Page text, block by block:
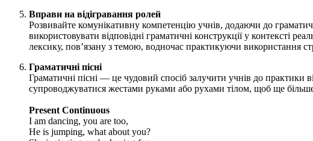
Вправи на відігравання ролей
Розвивайте комунікативну компетенцію учнів, додаючи до
використовувати відповідні граматичні конструкції у контексті
лексику, пов’язану з темою, водночас практикуючи використання
Граматичні пісні
Граматичні пісні — це чудовий спосіб залучити учнів до практики
супроводжуватися жестами руками або рухами тілом, щоб ще
Present Continuous
I am dancing, you are too,
He is jumping, what about you?